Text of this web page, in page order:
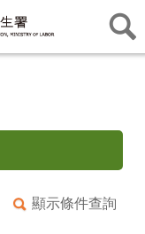
顯示條件查詢